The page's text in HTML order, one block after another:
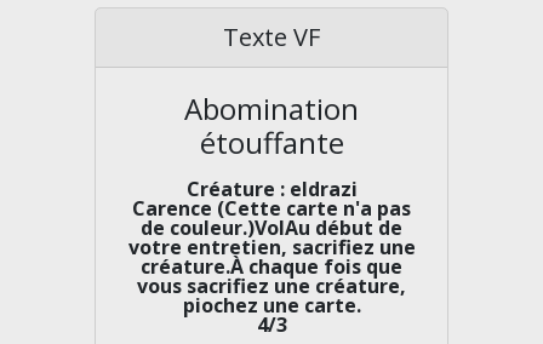
Texte VF
Abomination
étouffante
Créature : eldrazi
Carence (Cette carte n'a pas
de couleur.)VolAu début de
votre entretien, sacrifiez une
créature.À chaque fois que
vous sacrifiez une créature,
piochez une carte.
4/3